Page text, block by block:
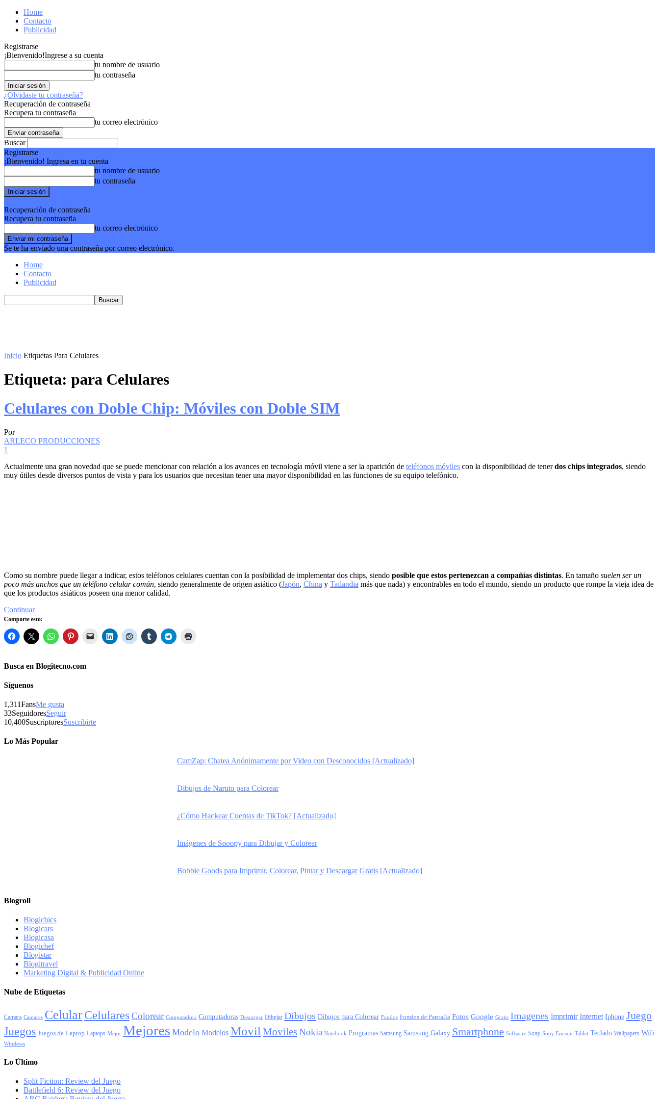
Home
Contacto
Publicidad
Registrarse
¡Bienvenido!Ingrese a su cuenta
tu nombre de usuario
tu contraseña
¿Olvidaste tu contraseña?
Recuperación de contraseña
Recupera tu contraseña
tu correo electrónico
Buscar
Registrarse
¡Bienvenido! Ingresa en tu cuenta
tu nombre de usuario
tu contraseña
Recuperación de contraseña
Recupera tu contraseña
tu correo electrónico
Se te ha enviado una contraseña por correo electrónico.
Home
Contacto
Publicidad
Inicio Etiquetas Para Celulares
Etiqueta: para Celulares
Celulares con Doble Chip: Móviles con Doble SIM
Por
ARLECO PRODUCCIONES
1
Actualmente una gran novedad que se puede mencionar con relación a los avances en tecnología móvil viene a ser la aparición de teléfonos móviles con la disponibilidad de tenerdos chips integrados, siendo
muy útiles desde diversos puntos de vista y para los usuarios que necesitan tener una mayor disponibilidad en las funciones de su equipo telefónico.
Como su nombre puede llegar a indicar, estos teléfonos celulares cuentan con la posibilidad de implementar dos chips, siendo posible que estos pertenezcan a compañías distintas. En tamaño suelen ser un
poco más anchos que un teléfono celular común, siendo generalmente de origen asiático (Japón, China y Tailandia más que nada) y encontrables en todo el mundo, siendo un producto que rompe la vieja idea de
que los productos asiáticos poseen una menor calidad.
Continuar
Comparte esto:
Busca en Blogitecno.com
Síguenos
1,311FansMe gusta
33SeguidoresSeguir
10,400SuscriptoresSuscribirte
Lo Más Popular
CamZap: Chatea Anónimamente por Video con Desconocidos [Actualizado]
Dibujos de Naruto para Colorear
¿Cómo Hackear Cuentas de TikTok? [Actualizado]
Imágenes de Snoopy para Dibujar y Colorear
Bobbie Goods para Imprimir, Colorear, Pintar y Descargar Gratis [Actualizado]
Blogroll
Blogichics
Blogicars
Blogicasa
Blogichef
Blogistar
Blogitravel
Marketing Digital & Publicidad Online
Nube de Etiquetas
Camara Camaras CelularCelularesColorear Computadora Computadoras Descargar Dibujar Dibujos Dibujos para Colorear Fondos Fondos de Pantalla Fotos Google Gratis Imagenes Imprimir Internet Iphone Juego
Juegos Juegos de Laptop Laptops Mejor Mejores Modelo Modelos Movil MovilesNokia Notebook Programas Samsung Samsung Galaxy Smartphone Software Sony Sony Ericson Tablet Teclado Wallpapers Wifi
Windows
Lo Último
Split Fiction: Review del Juego
Battlefield 6: Review del Juego